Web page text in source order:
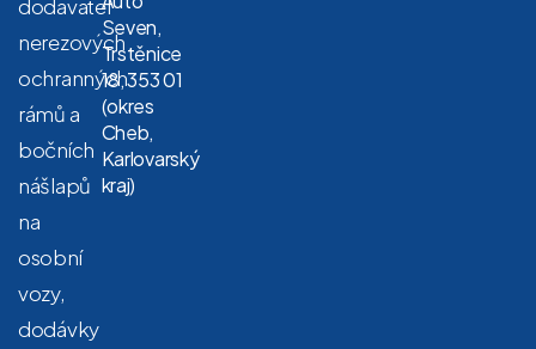
dodavatel
nerezových
ochranných
rámů a
bočních
nášlapů
na
osobní
vozy,
dodávky
Seven,
Trstěnice
18, 353 01
(okres
Cheb,
Karlovarský
kraj)